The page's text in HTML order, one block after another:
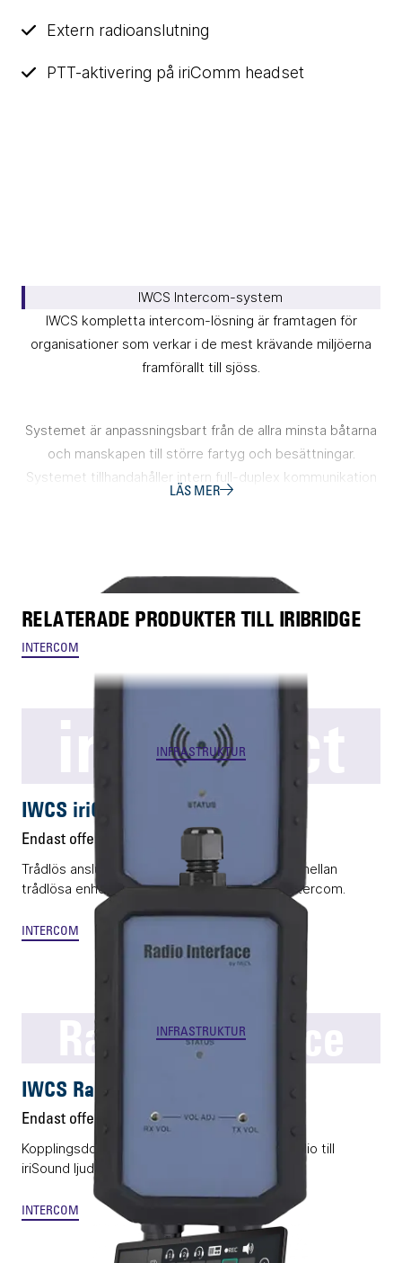
Extern radioanslutning
PTT-aktivering på iriComm headset
IWCS Intercom-system
IWCS kompletta intercom-lösning är framtagen för
organisationer som verkar i de mest krävande miljöerna
framförallt till sjöss.
Systemet är anpassningsbart från de allra minsta båtarna
och manskapen till större fartyg och besättningar.
Systemet tillhandahåller intern full-duplex kommunikation
mellan användarna men kan också integreras radiosystem
LÄS MER
RELATERADE PRODUKTER TILL IRIBRIDGE
INTERCOM
iriConnect
INFRASTRUKTUR
IWCS iriConnect
Endast offert
Trådlös anslutningspunkt som agerar brygga mellan
trådlösa enheter och iriSound ljudväxlar för intercom.
INTERCOM
Radio Interface
INFRASTRUKTUR
IWCS Radio Interface
Endast offert
Kopplingsdosa som integrerar externa komradio till
iriSound ljudväxlar för intercom.
INTERCOM